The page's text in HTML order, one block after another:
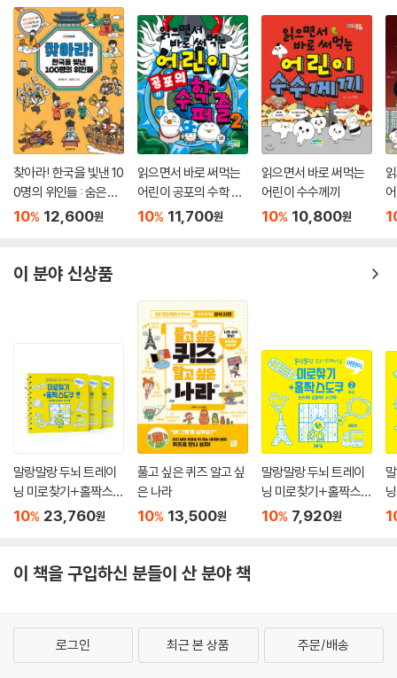
찾아라! 한국을 빛낸 10
0명의 위인들 : 숨은그
림찾기와 노랫말로 만
10% 12,600원
읽으면서 바로 써먹는
어린이 공포의 수학 퍼
즐 2
10% 11,700원
읽으면서 바로 써먹는
어린이 수수께끼
10% 10,800원
담
이 분야 신상품
말랑말랑 두뇌 트레이
닝 미로찾기+홀짝스도
쿠 1~3 세트
10% 23,760원
풀고 싶은 퀴즈 알고 싶
은 나라
10% 13,500원
말랑말랑 두뇌 트레이
닝 미로찾기+홀짝스도
쿠2 중급
10% 7,920원
이 책을 구입하신 분들이 산 분야 책
로그인 최근 본 상품 주문/배송